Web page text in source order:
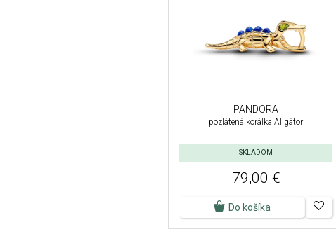
PANDORA
pozlátená korálka Aligátor
SKLADOM
79,00 €
Do košíka